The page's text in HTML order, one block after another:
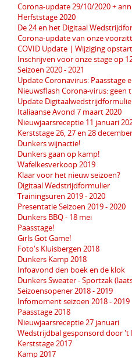
Corona-update 29/10/2020 +
Herfststage 2020
De 24 en het Digitaal
Corona-update van onze
COVID Update | Wijziging
Inschrijven voor onze stage op
Seizoen 2020 - 2021
Update Coronavirus: Paasstage
Nieuwsflash Corona-virus:
Update
Italiaanse Avond 7 maart 2020
Nieuwjaarsreceptie 11 januari
Kerststage 26, 27 en 28 december.
Dunkers wijnactie!
Dunkers gaan op kamp!
Wafelkesverkoop 2019
Klaar voor het nieuw seizoen?
Digitaal Wedstrijdformulier
Trainingsuren 2019 - 2020
Presentatie Seizoen 2019 - 2020
Dunkers BBQ - 18 mei
Paasstage!
Girls Got Game!
Foto's Kluisbergen 2018
Dunkers Kamp 2018
Infoavond den boek en de klok
Dunkers Sweater - Sportzak
Seizoensopener 2018 - 2019
Infomoment seizoen 2018 - 2019
Paasstage 2018
Nieuwjaarsreceptie 27 januari
Wedstrijdbal gesponsord door 't
Kerststage 2017
Kamp 2017